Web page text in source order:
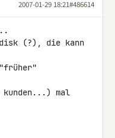
2007-01-29 18:21#486614
(?), die kann
mal